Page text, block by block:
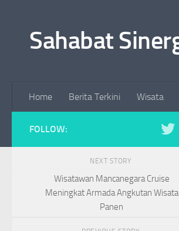
Sahabat
Home Berita Terkini Wisata
FOLLOW:
NEXT STORY
Wisatawan Mancanegara Cruise
Meningkat Armada Angkutan Wisata
Panen